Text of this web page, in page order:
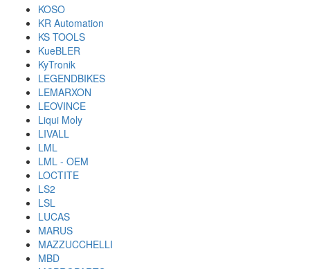
KOSO
KR Automation
KS TOOLS
KueBLER
KyTronik
LEGENDBIKES
LEMARXON
LEOVINCE
Liqui Moly
LIVALL
LML
LML - OEM
LOCTITE
LS2
LSL
LUCAS
MARUS
MAZZUCCHELLI
MBD